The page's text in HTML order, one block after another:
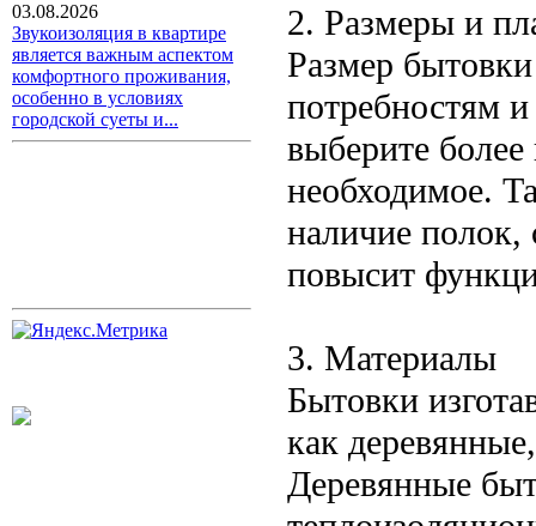
03.08.2026
Звукоизоляция в квартире
является важным аспектом
комфортного проживания,
особенно в условиях
городской суеты и...
2. Размеры и
Размер
потребностям
выберите
необходимое.
наличие полок,
повысит
3. Материалы
Бытовки
как
Деревянные